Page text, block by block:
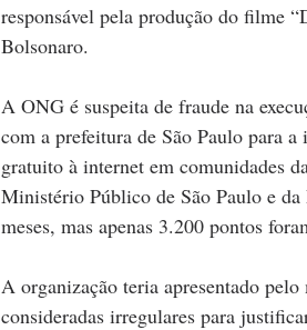
responsável pela produção do filme
Bolsonaro.
A ONG é suspeita de fraude na
com a prefeitura de São Paulo para
gratuito à internet em comunidades
Ministério Público de São Paulo e
meses, mas apenas 3.200 pontos
A organização teria apresentado
consideradas irregulares para